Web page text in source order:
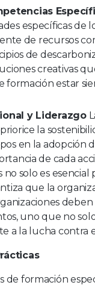
específicas de
de recursos
de
creativas
formación estar
y Liderazgo
la
en la adopción
de cada
no solo es
que la
uno que no
a la lucha contra
de formación